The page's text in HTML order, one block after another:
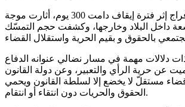
و يأتي هذا الإفراج إثر فترة إيقاف دامت 300 يوم، أثارت موجة
داخل البلاد وخارجها، وكشفت حجم التمسّك
دلالات مهمة في مسار نضالي عنوانه الدفاع
عن حرية الرأي والتعبير، وعن دولة القانون
مستقلّ لا يخضع إلا لسلطة القانون ويحمي
الحقوق والحريات دون انتقاء أو انتقام.